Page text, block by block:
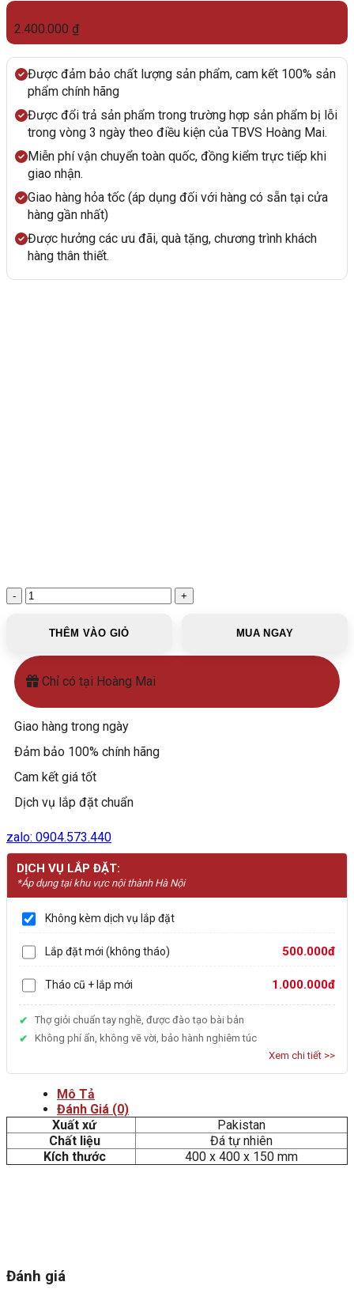
2.400.000 ₫
Được đảm bảo chất lượng sản phẩm, cam kết 100% sản
phẩm chính hãng
Được đổi trả sản phẩm trong trường hợp sản phẩm bị lỗi
trong vòng 3 ngày theo điều kiện của TBVS Hoàng Mai.
Miễn phí vận chuyển toàn quốc, đồng kiểm trực tiếp khi
giao nhận.
Giao hàng hỏa tốc (áp dụng đối với hàng có sẵn tại cửa
hàng gần nhất)
Được hưởng các ưu đãi, quà tặng, chương trình khách
hàng thân thiết.
Lavabo
nhiên
MAR1-
số
lượng
THÊM VÀO GIỎ MUA NGAY
Chỉ có tại Hoàng Mai
Giao hàng trong ngày
Đảm bảo 100% chính hãng
Cam kết giá tốt
Dịch vụ lắp đặt chuẩn
zalo: 0904.573.440
DỊCH VỤ LẮP ĐẶT:
*Áp dụng tại khu vực nội thành Hà Nội
Không kèm dịch vụ lắp đặt
Lắp đặt mới (không tháo) 500.000đ
Tháo cũ + lắp mới 1.000.000đ
Thợ giỏi chuẩn tay nghề, được đào tạo bài bản
Không phí ẩn, không vẽ vời, bảo hành nghiêm túc
Xem chi tiết >>
Mô Tả
Đánh Giá (0)
Xuất xứ
Pakistan
Chất liệu
Đá tự nhiên
Kích thước
400 x 400 x 150 mm
Đánh giá